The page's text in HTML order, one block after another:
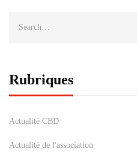
Rubriques
Actualité CBD
Actualité de l'association